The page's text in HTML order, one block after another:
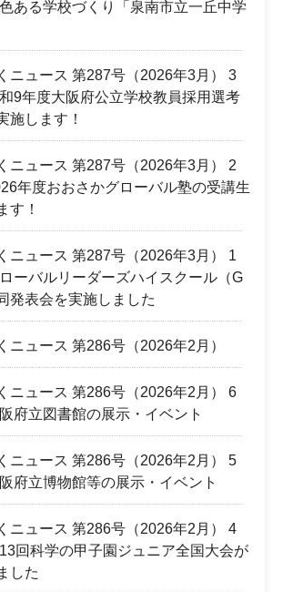
ある学校づくり「泉南市立一丘中学
ニュース 第287号（2026年3月） 3
9年度大阪府公立学校教員採用選考
施します！
ニュース 第287号（2026年3月） 2
年度おおさかグローバル塾の受講生
す！
ニュース 第287号（2026年3月） 1
ーバルリーダーズハイスクール（G
発表会を実施しました
ニュース 第286号（2026年2月）
ニュース 第286号（2026年2月） 6
府立図書館の展示・イベント
ニュース 第286号（2026年2月） 5
府立博物館等の展示・イベント
ニュース 第286号（2026年2月） 4
回科学の甲子園ジュニア全国大会が
した